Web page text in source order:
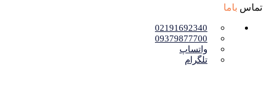
تماس باما
02191692340
09379877700
واتساپ
تلگرام